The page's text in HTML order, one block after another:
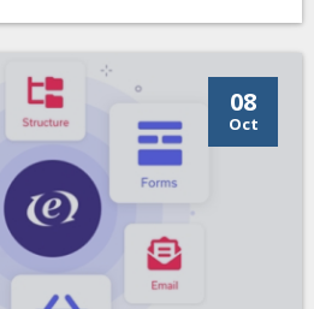
08
Oct